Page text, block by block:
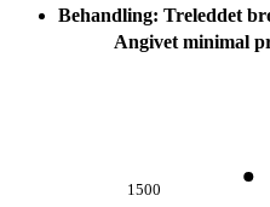
Behandling: Treleddet
Angivet minimal
1500